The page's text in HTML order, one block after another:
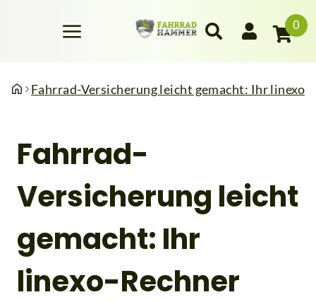
0
Fahrrad-Versicherung leicht gemacht: Ihr linexo-
Fahrrad-
Versicherung leicht
gemacht: Ihr
linexo-Rechner